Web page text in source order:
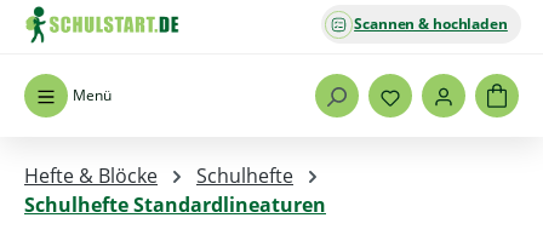
Zum Hauptinhalt springen
Menü
Scannen & hochladen
Hefte & Blöcke
Schulhefte
Schulhefte Standardlineaturen